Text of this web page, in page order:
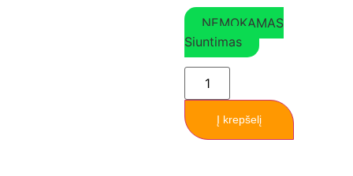
NEMOKAMAS
Siuntimas
Į krepšelį